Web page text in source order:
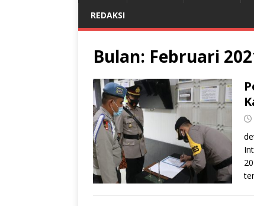
REDAKSI
Bulan: Februari